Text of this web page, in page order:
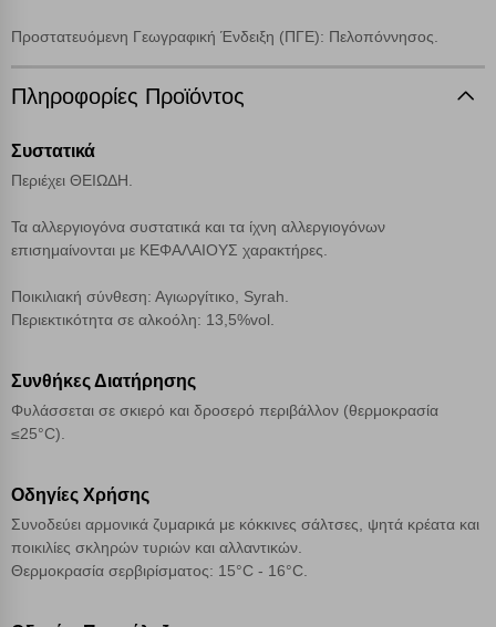
Προστατευόμενη Γεωγραφική Ένδειξη (ΠΓΕ): Πελοπόννησος.
Πληροφορίες Προϊόντος
Συστατικά
Περιέχει ΘΕΙΩΔΗ.
Τα αλλεργιογόνα συστατικά και τα ίχνη αλλεργιογόνων
επισημαίνονται με ΚΕΦΑΛΑΙΟΥΣ χαρακτήρες.
Ποικιλιακή σύνθεση: Αγιωργίτικο, Syrah.
Περιεκτικότητα σε αλκοόλη: 13,5%vol.
Συνθήκες Διατήρησης
Φυλάσσεται σε σκιερό και δροσερό περιβάλλον (θερμοκρασία
≤25°C).
Οδηγίες Χρήσης
Συνοδεύει αρμονικά ζυμαρικά με κόκκινες σάλτσες, ψητά κρέατα και
ποικιλίες σκληρών τυριών και αλλαντικών.
Θερμοκρασία σερβιρίσματος: 15°C - 16°C.
επάνω δεξιά, αφού ενημερωθείτε σχετικά. Ωστόσο θα πρέπει να
γνωρίζετε ότι αποκλεισμός ορισμένων κατηγοριών αρχείων cookies,
μπορεί να επηρεάσει την εμπειρία της περιήγησής σας ή/και της
χρήσης των υπηρεσιών μας. Δείτε περισσότερα
Λειτουργικά cookies
Αποθήκευση ρυθμίσεων
Αποδοχή όλων